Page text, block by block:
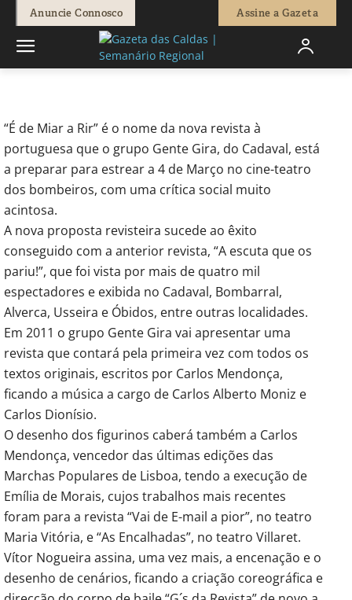
Anuncie Connosco Assine a Gazeta
Redação - 7 de Janeiro, 2011 0
“É de Miar a Rir” é o nome da nova revista à
portuguesa que o grupo Gente Gira, do Cadaval, está
a preparar para estrear a 4 de Março no cine-teatro
dos bombeiros, com uma crítica social muito
acintosa.
A nova proposta revisteira sucede ao êxito
conseguido com a anterior revista, “A escuta que os
pariu!”, que foi vista por mais de quatro mil
espectadores e exibida no Cadaval, Bombarral,
Alverca, Usseira e Óbidos, entre outras localidades.
Em 2011 o grupo Gente Gira vai apresentar uma
revista que contará pela primeira vez com todos os
textos originais, escritos por Carlos Mendonça,
ficando a música a cargo de Carlos Alberto Moniz e
Carlos Dionísio.
O desenho dos figurinos caberá também a Carlos
Mendonça, vencedor das últimas edições das
Marchas Populares de Lisboa, tendo a execução de
Emília de Morais, cujos trabalhos mais recentes
foram para a revista “Vai de E-mail a pior”, no teatro
Maria Vitória, e “As Encalhadas”, no teatro Villaret.
Vítor Nogueira assina, uma vez mais, a encenação e o
desenho de cenários, ficando a criação coreográfica e